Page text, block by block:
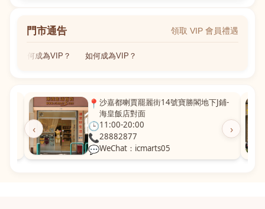
門市通告 領取 VIP 會員禮遇
如何成為VIP？ 如何成為VIP？
‹ ›
📍 沙嘉都喇賈罷麗街14號寶勝閣地下J鋪-
海皇飯店對面
🕒11:00-20:00
📞28882877
💬WeChat：icmarts05